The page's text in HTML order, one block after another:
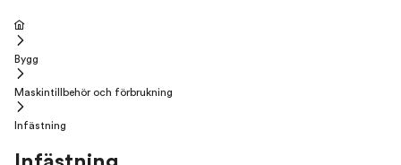
Bygg
Maskintillbehör och förbrukning
Infästning